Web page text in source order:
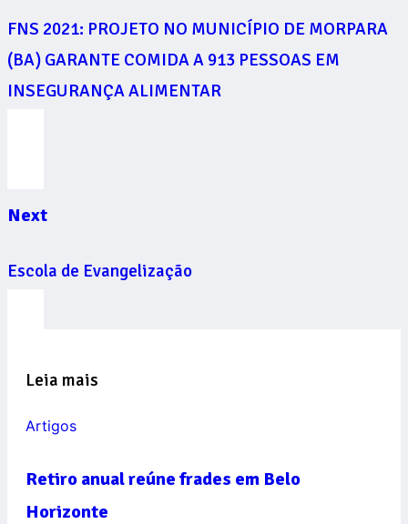
FNS 2021: PROJETO NO MUNICÍPIO DE MORPARA
(BA) GARANTE COMIDA A 913 PESSOAS EM
INSEGURANÇA ALIMENTAR
Next
Escola de Evangelização
Leia mais
Artigos
Retiro anual reúne frades em Belo
Horizonte